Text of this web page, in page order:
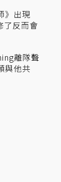
》出現
了反而會
離隊聲
與他共